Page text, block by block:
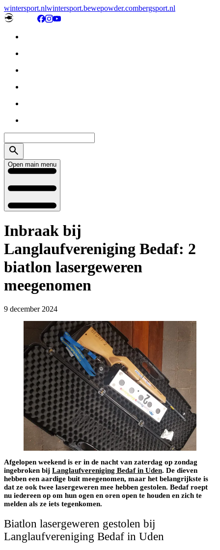
wintersport.nlwintersport.bewepowder.combergsport.nl
Open main menu
Inbraak bij
Langlaufvereniging Bedaf: 2
biatlon lasergeweren
meegenomen
9 december 2024
Afgelopen weekend is er in de nacht van zaterdag op zondag
ingebroken bij Langlaufvereniging Bedaf in Uden. De dieven
hebben een aardige buit meegenomen, maar het belangrijkste is
dat ze ook twee lasergeweren mee hebben gestolen. Bedaf roept
nu iedereen op om hun ogen en oren open te houden en zich te
melden als ze iets tegenkomen.
Biatlon lasergeweren gestolen bij
Langlaufvereniging Bedaf in Uden